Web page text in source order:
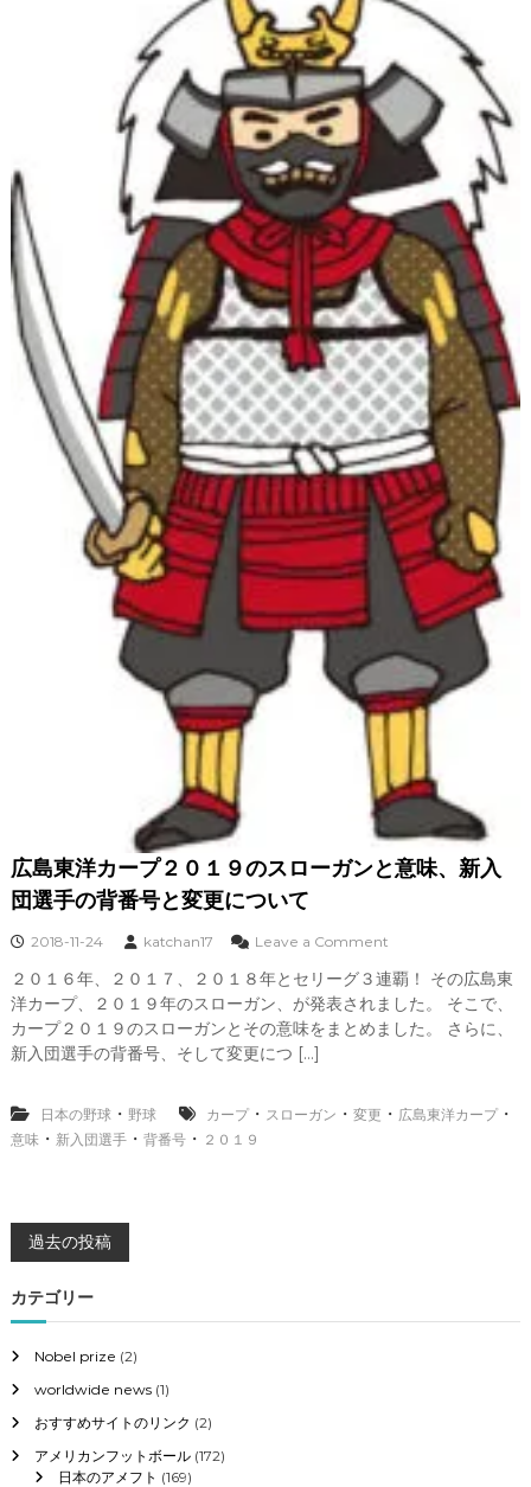
長
得
そ
理
と
金
銭
面
は
？
広島東洋カープ２０１９のスローガンと意味、新入
団選手の背番号と変更について
2018-11-24 katchan17 Leave a Commento
広
島
東
プ
ン
２０１６年、２０１７、２０１８年とセリーグ３連覇！ その広島東
洋カープ、２０１９年のスローガン、が発表されました。 そこで、
カープ２０１９のスローガンとその意味をまとめました。 さらに、
新入団選手の背番号、そして変更につ […]
日本の野球・ 野球 カープ・ スローガン ・ 変更 ・ 広島東洋カープ・
意味・ 新入団選手・ 背番号・ ２０１９
投
稿
ナ
ビ
ゲ
過去の投稿
カテゴリー
Nobel prize (2)
worldwide news(1)
おすすめサイトのリンク (2)
アメリカンフットボール(172)
日本のアメフト (169)